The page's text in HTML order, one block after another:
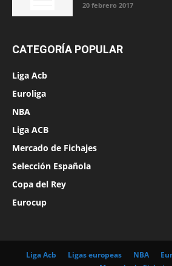
20 febrero 2017
CATEGORÍA POPULAR
Liga Acb
Euroliga
NBA
Liga ACB
Mercado de Fichajes
Selección Española
Copa del Rey
Eurocup
Liga Acb Ligas europeas NBA